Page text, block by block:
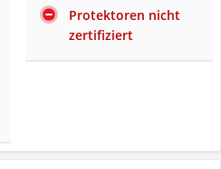
Protektoren nicht
zertifiziert